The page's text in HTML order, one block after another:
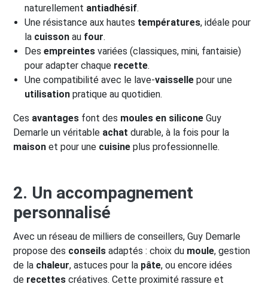
naturellement antiadhésif.
Une résistance aux hautes températures, idéale pour
la cuisson au four.
Desempreintes variées (classiques, mini, fantaisie)
pour adapter chaque recette.
Une compatibilité avec le lave-vaisselle pour une
utilisation pratique au quotidien.
Ces avantages font des moules en silicone Guy
Demarle un véritable achat durable, à la fois pour la
maison et pour une cuisine plus professionnelle.
2. Un accompagnement
personnalisé
Avec un réseau de milliers de conseillers, Guy Demarle
propose des conseils adaptés : choix du moule, gestion
de la chaleur, astuces pour la pâte, ou encore idées
de recettes créatives. Cette proximité rassure et